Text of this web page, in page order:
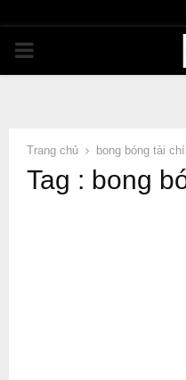
PRIMARY
Trang chủ bong bóng tài
Tag : bong